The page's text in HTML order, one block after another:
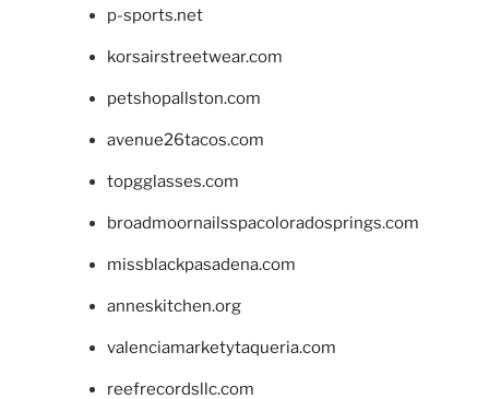
p-sports.net
korsairstreetwear.com
petshopallston.com
avenue26tacos.com
topgglasses.com
broadmoornailsspacoloradosprings.com
missblackpasadena.com
anneskitchen.org
valenciamarketytaqueria.com
reefrecordsllc.com